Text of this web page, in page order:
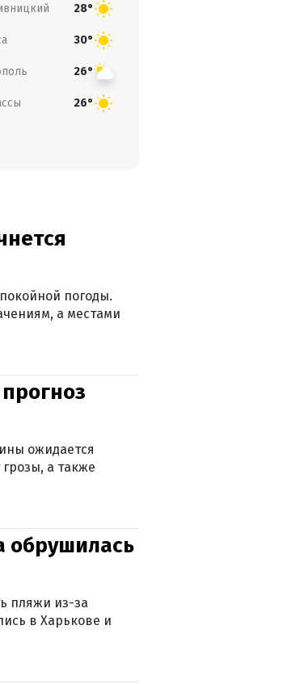
28°
30°
26°
26°
погоды.
а местами
ожидается
а также
обрушилась
пляжи из-за
в Харькове и